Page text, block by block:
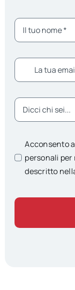
Acconsento
personali
descritto